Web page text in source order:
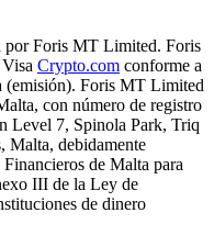
por Foris MT Limited. Foris
Crypto.com conforme a
(emisión). Foris MT Limited
con número de registro
Level 7, Spinola Park, Triq
debidamente
de Malta para
III de la Ley de
de dinero